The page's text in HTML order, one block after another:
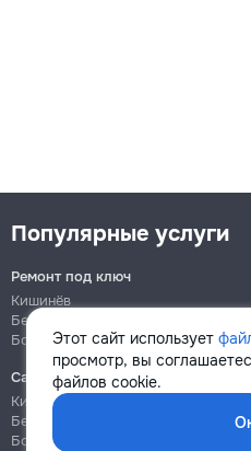
Этот сайт использует
просмотр, вы
файлов cookie.
Популярные услуги
Ремонт под ключ
Кишинёв
Бельцы
Ботаника
Сантехнические работы
Кишинёв
Бельцы
Ботаника